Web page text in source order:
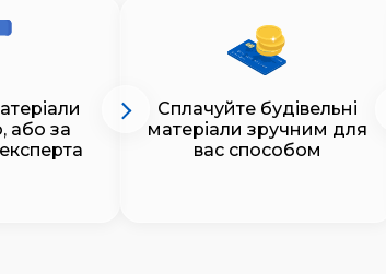
або за
Сплачуйте будівельні
матеріали зручним для
вас способом